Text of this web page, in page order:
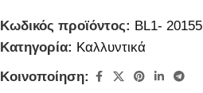
Κωδικός προϊόντος: BL1- 20155
Κατηγορία: Καλλυντικά
Κοινοποίηση: